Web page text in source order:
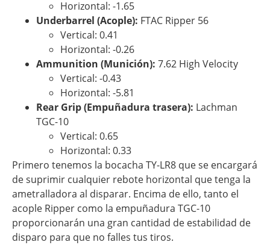
Horizontal: -1.65
Underbarrel (Acople): FTAC Ripper 56
Vertical: 0.41
Horizontal: -0.26
Ammunition (Munición): 7.62 High Velocity
Vertical: -0.43
Horizontal: -5.81
Rear Grip (Empuñadura trasera): Lachman
TGC-10
Vertical: 0.65
Horizontal: 0.33
Primero tenemos la bocacha TY-LR8 que se encargará
de suprimir cualquier rebote horizontal que tenga la
ametralladora al disparar. Encima de ello, tanto el
acople Ripper como la empuñadura TGC-10
proporcionarán una gran cantidad de estabilidad de
disparo para que no falles tus tiros.